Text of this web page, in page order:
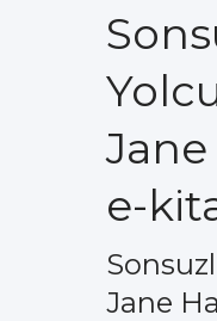
e-
Jane